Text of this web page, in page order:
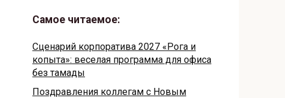
Самое читаемое:
Сценарий корпоратива 2027 «Рога и
копыта»: веселая программа для офиса
без тамады
Поздравления коллегам с Новым